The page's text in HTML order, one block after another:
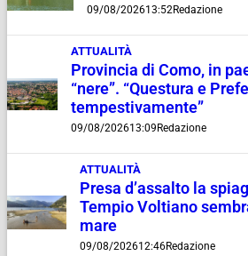
09/08/202613:52Redazione
ATTUALITÀ
Provincia di Como, in
“nere”. “Questura e
tempestivamente”
09/08/202613:09 Redazione
ATTUALITÀ
Presa d’assalto la
Tempio Voltiano
mare
09/08/202612:46Redazione